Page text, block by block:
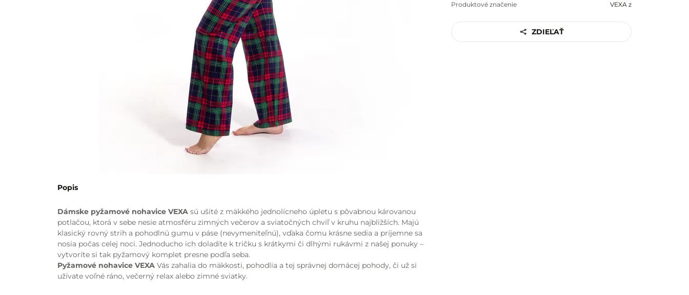
Popis
Dámske pyžamové nohavice VEXA sú ušité z mäkkého jednolícneho úpletu s pôvabnou károvanou
potlačou, ktorá v sebe nesie atmosféru zimných večerov a sviatočných chvíľ v kruhu najbližších. Majú
klasický rovný strih a pohodlnú gumu v páse (nevymeniteľnú), vďaka čomu krásne sedia a príjemne sa
nosia počas celej noci. Jednoducho ich doladíte k tričku s krátkymi či dlhými rukávmi z našej ponuky –
vytvoríte si tak pyžamový komplet presne podľa seba.
Pyžamové nohavice VEXA Vás zahalia do mäkkosti, pohodlia a tej správnej domácej pohody, či už si
užívate voľné ráno, večerný relax alebo zimné sviatky.
Produktové značenie
VEXA z
ZDIEĽAŤ